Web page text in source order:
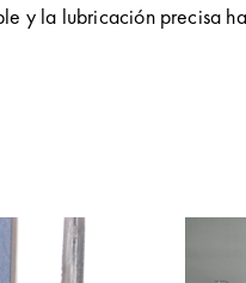
y la lubricación precisa